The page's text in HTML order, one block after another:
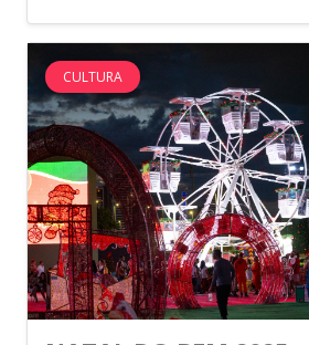
CULTURA